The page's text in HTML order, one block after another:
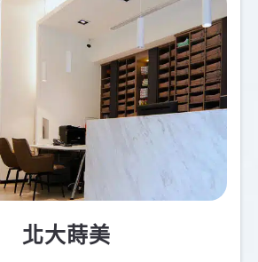
北大蒔美